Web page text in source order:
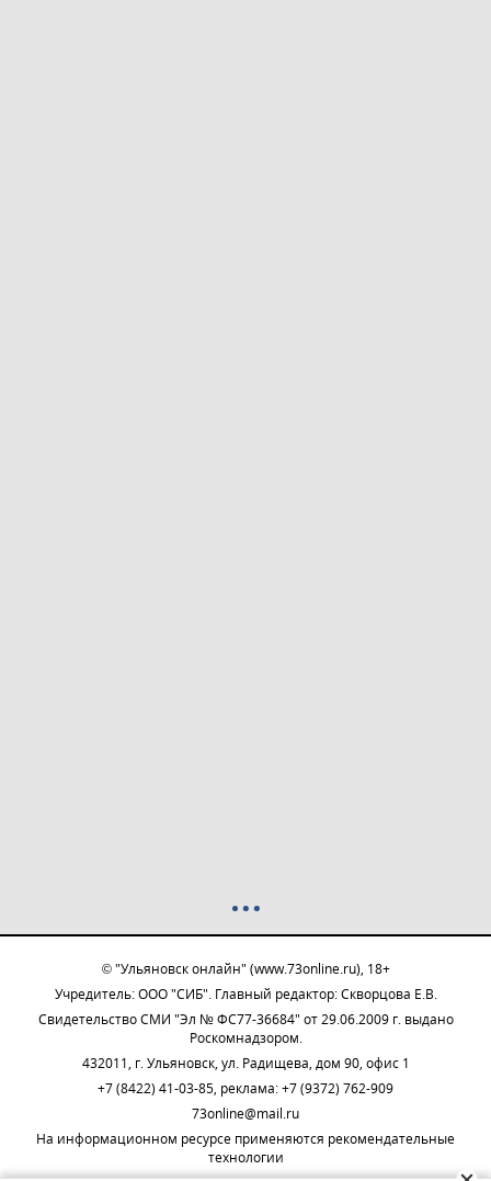
© "Ульяновск онлайн" (www.73online.ru), 18+
Учредитель: ООО "СИБ". Главный редактор: Скворцова Е.В.
Свидетельство СМИ "Эл № ФС77-36684" от 29.06.2009 г. выдано
Роскомнадзором.
432011, г. Ульяновск, ул. Радищева, дом 90, офис 1
+7 (8422) 41-03-85, реклама: +7 (9372) 762-909
73online@mail.ru
На информационном ресурсе применяются рекомендательные
технологии